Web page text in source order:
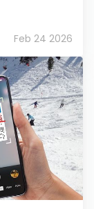
Feb 24 2026